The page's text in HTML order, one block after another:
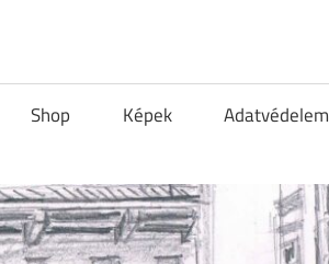
Shop Képek Adatvédelem